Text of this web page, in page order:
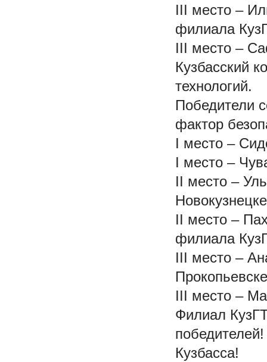
III место –
филиала
III место –
Кузбасский
технологий.
Победители
фактор
I место –
I место –
II место –
II место –
филиала
III место –
III место –
Филиал
Кузбасса!